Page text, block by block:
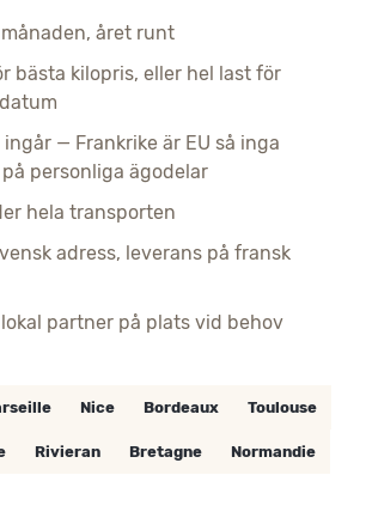
året runt
bästa kilopris, eller hel last för
— Frankrike är EU så inga
personliga ägodelar
hela transporten
adress, leverans på fransk
partner på plats vid behov
Nice Bordeaux Toulouse
Rivieran Bretagne Normandie